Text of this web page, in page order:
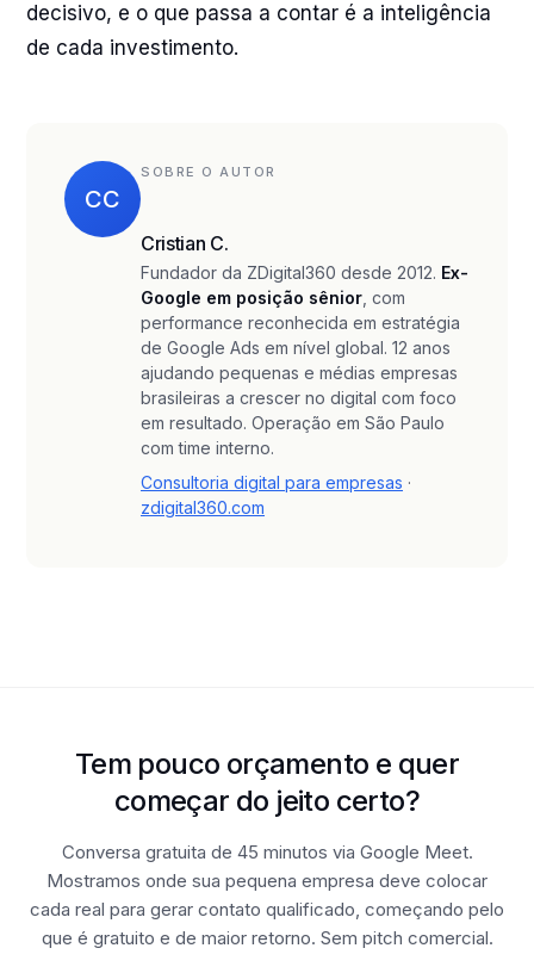
decisivo, e o que passa a contar é a inteligência
de cada investimento.
CC
SOBRE O AUTOR
Cristian C.
Fundador da ZDigital360 desde 2012. Ex-
Google em posição sênior , com
performance reconhecida em estratégia
de Google Ads em nível global. 12 anos
ajudando pequenas e médias empresas
brasileiras a crescer no digital com foco
em resultado. Operação em São Paulo
com time interno.
Consultoria digital para empresas ·
zdigital360.com
Tem pouco orçamento e quer
começar do jeito certo?
Conversa gratuita de 45 minutos via Google Meet.
Mostramos onde sua pequena empresa deve colocar
cada real para gerar contato qualificado, começando pelo
que é gratuito e de maior retorno. Sem pitch comercial.